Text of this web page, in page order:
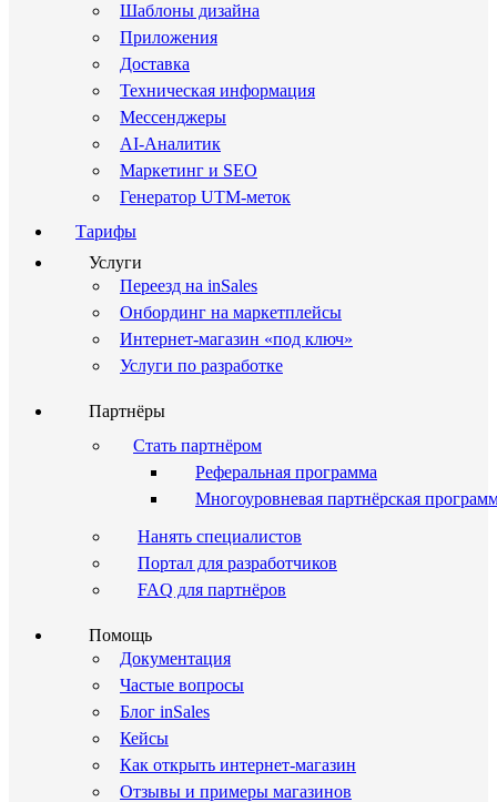
Шаблоны дизайна
Приложения
Доставка
Техническая информация
Мессенджеры
AI-Аналитик
Маркетинг и SEO
Генератор UTM-меток
Тарифы
Услуги
Переезд на inSales
Онбординг на маркетплейсы
Интернет-магазин «под ключ»
Услуги по разработке
Партнёры
Стать партнёром
Реферальная программа
Многоуровневая партнёрская
Нанять специалистов
Портал для разработчиков
FAQ для партнёров
Помощь
Документация
Частые вопросы
Блог inSales
Кейсы
Как открыть интернет-магазин
Отзывы и примеры магазинов